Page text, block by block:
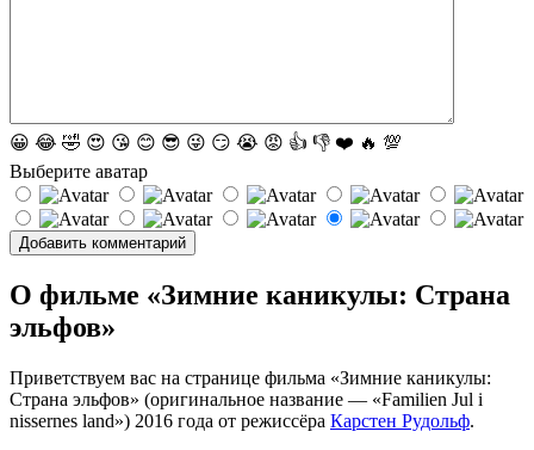
😀 😂 🤣 😍 😘 😊 😎 😜 😏 😭 😡 👍 👎 ❤️ 🔥 💯
Выберите аватар
О фильме «Зимние каникулы: Страна
эльфов»
Приветствуем вас на странице фильма «Зимние каникулы:
Страна эльфов» (оригинальное название — «Familien Jul i
nissernes land») 2016 года от режиссёра Карстен Рудольф.